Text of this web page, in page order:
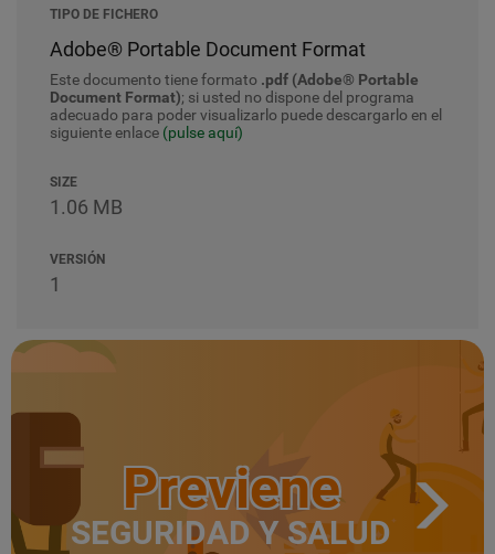
TIPO DE FICHERO
Adobe® Portable Document Format
Este documento tiene formato .pdf (Adobe® Portable
Document Format); si usted no dispone del programa
adecuado para poder visualizarlo puede descargarlo en el
siguiente enlace (pulse aquí)
SIZE
1.06 MB
VERSIÓN
1
Previene
SEGURIDAD Y SALUD